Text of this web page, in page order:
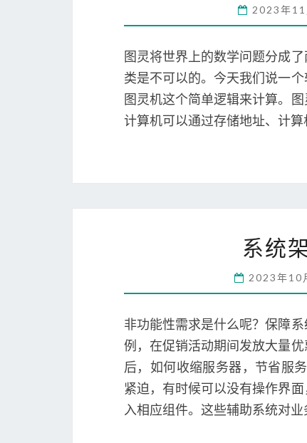
2023年
图灵将世界上的数学问题分成
类是不可以的。今天我们说一
图灵机这个简单逻辑来计算。
计算机可以通过存储地址、计
系统
2023年10
非功能性需求是什么呢？保障
例，在促销活动期间发放大量
后，如何收缩服务器，节省服
紧迫，有时候可以没有操作界
入相应组件。这些辅助系统对